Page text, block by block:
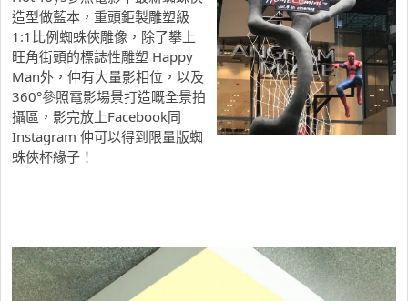
造型做藍本，重頭鉅製雕塑級
1:1比例蜘蛛俠雕像，除了攀上
旺角街頭的標誌性雕塑 Happy
Man外，仲有大量影相位，以及
360°參照電影場景打造嘅全景拍
攝區，影完放上Facebook同
Instagram 仲可以得到限量版蜘
蛛俠杯緣子！